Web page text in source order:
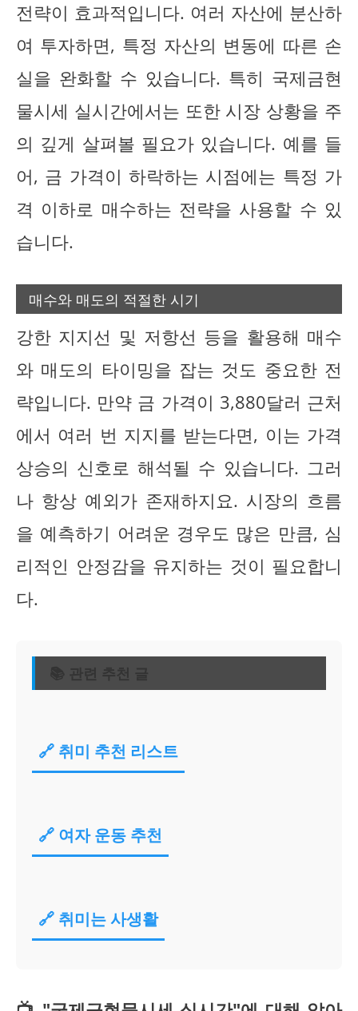
전략이 효과적입니다. 여러 자산에 분산하
여 투자하면, 특정 자산의 변동에 따른 손
실을 완화할 수 있습니다. 특히 국제금현
물시세 실시간에서는 또한 시장 상황을 주
의 깊게 살펴볼 필요가 있습니다. 예를 들
어, 금 가격이 하락하는 시점에는 특정 가
격 이하로 매수하는 전략을 사용할 수 있
습니다.
매수와 매도의 적절한 시기
강한 지지선 및 저항선 등을 활용해 매수
와 매도의 타이밍을 잡는 것도 중요한 전
략입니다. 만약 금 가격이 3,880달러 근처
에서 여러 번 지지를 받는다면, 이는 가격
상승의 신호로 해석될 수 있습니다. 그러
나 항상 예외가 존재하지요. 시장의 흐름
을 예측하기 어려운 경우도 많은 만큼, 심
리적인 안정감을 유지하는 것이 필요합니
다.
📚 관련 추천 글
🔗 취미 추천 리스트
🔗 여자 운동 추천
🔗 취미는 사생활